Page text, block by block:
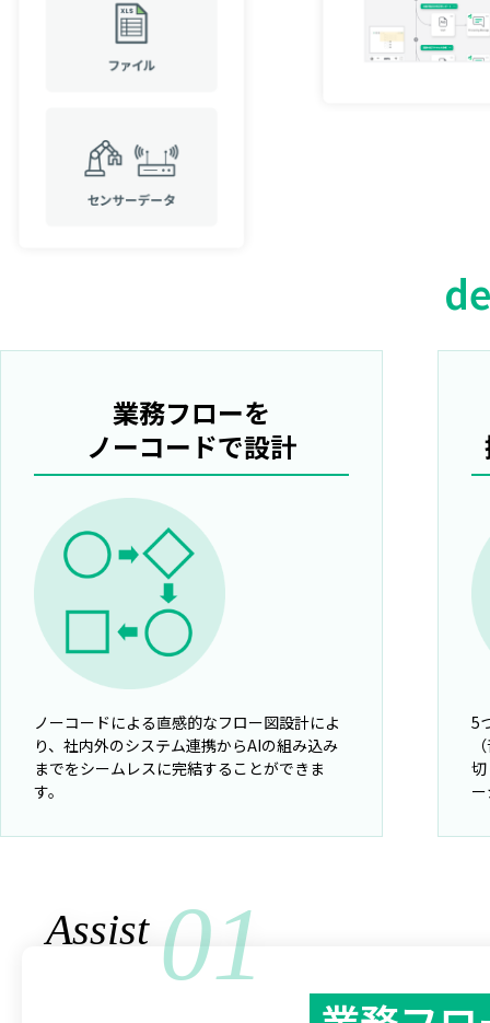
業務フローを
ノーコードで設計
ノーコードによる直感的なフロー図設計によ
り、社内外のシステム連携からAIの組み込み
までをシームレスに完結することができま
す。
5
Assist 01